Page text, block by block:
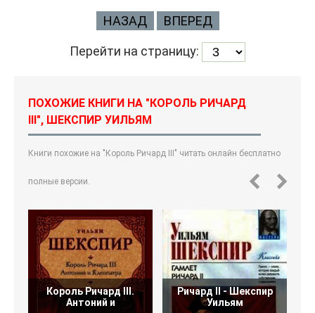
НАЗАД ВПЕРЕД
Перейти на страницу:
ПОХОЖИЕ КНИГИ НА "КОРОЛЬ РИЧАРД
III", ШЕКСПИР УИЛЬЯМ
Книги похожие на "Король Ричард III" читать онлайн бесплатно
полные версии.
Король Ричард III.
Антоний и
Ричард II - Шекспир
Уильям